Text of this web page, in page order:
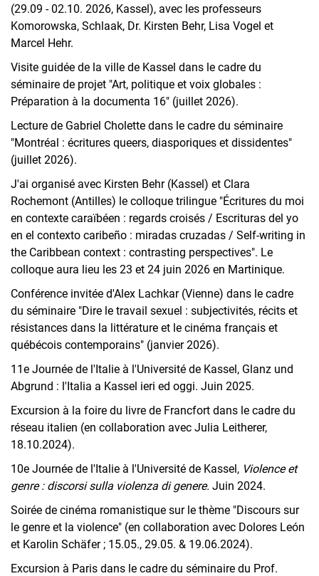
(29.09 - 02.10. 2026, Kassel), avec les professeurs
Komorowska, Schlaak, Dr. Kirsten Behr, Lisa Vogel et
Marcel Hehr.
Visite guidée de la ville de Kassel dans le cadre du
séminaire de projet "Art, politique et voix globales :
Préparation à la documenta 16" (juillet 2026).
Lecture de Gabriel Cholette dans le cadre du séminaire
"Montréal : écritures queers, diasporiques et dissidentes"
(juillet 2026).
J'ai organisé avec Kirsten Behr (Kassel) et Clara
Rochemont (Antilles) le colloque trilingue "Écritures du moi
en contexte caraïbéen : regards croisés / Escrituras del yo
en el contexto caribeño : miradas cruzadas / Self-writing in
the Caribbean context : contrasting perspectives". Le
colloque aura lieu les 23 et 24 juin 2026 en Martinique.
Conférence invitée d'Alex Lachkar (Vienne) dans le cadre
du séminaire "Dire le travail sexuel : subjectivités, récits et
résistances dans la littérature et le cinéma français et
québécois contemporains" (janvier 2026).
11e Journée de l'Italie à l'Université de Kassel, Glanz und
Abgrund : l'Italia a Kassel ieri ed oggi. Juin 2025.
Excursion à la foire du livre de Francfort dans le cadre du
réseau italien (en collaboration avec Julia Leitherer,
18.10.2024).
10e Journée de l'Italie à l'Université de Kassel, Violence et
genre : discorsi sulla violenza di genere. Juin 2024.
Soirée de cinéma romanistique sur le thème "Discours sur
le genre et la violence" (en collaboration avec Dolores León
et Karolin Schäfer ; 15.05., 29.05. & 19.06.2024).
Excursion à Paris dans le cadre du séminaire du Prof.